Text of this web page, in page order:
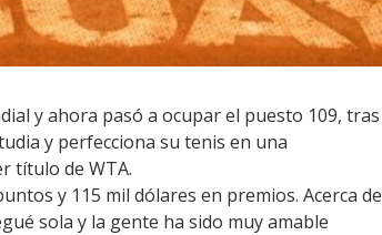
y ahora pasó a ocupar el puesto 109, tras
y perfecciona su tenis en una
título de WTA.
y 115 mil dólares en premios. Acerca de
sola y la gente ha sido muy amable